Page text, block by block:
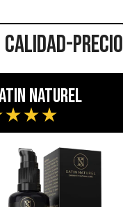
calidad-precio
Naturel
★★★